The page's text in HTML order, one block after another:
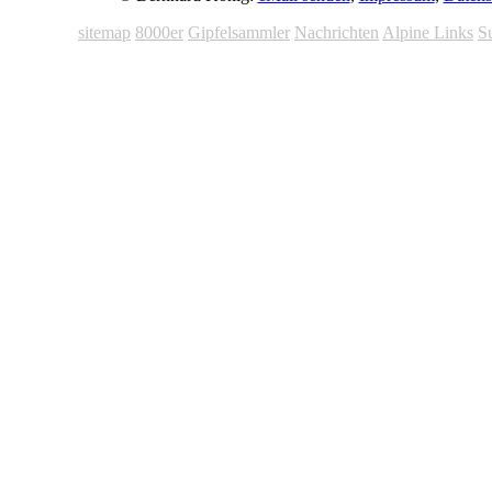
sitemap 8000er Gipfelsammler Nachrichten Alpine Links